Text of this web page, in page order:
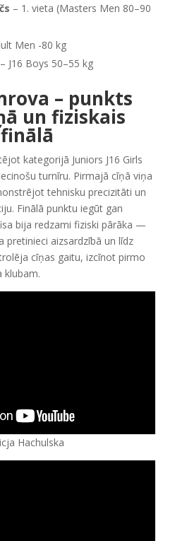
– 1. vieta (Masters Men 80–90
Men -80 kg
– J16 Boys 50–55 kg
– punkts
un fiziskais
kategorijā Juniors J16 Girls
turnīru. Pirmajā cīņā viņa
tehnisku precizitāti un
Finālā punktu iegūt gan
bija redzami fiziski pārāka —
pretinieci aizsardzībā un līdz
cīņas gaitu, izcīnot pirmo
klubam.
Hachulska